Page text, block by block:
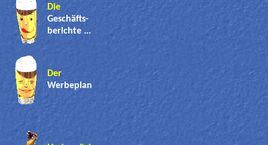
Die
Geschäfts-
berichte ...
Der
Werbeplan